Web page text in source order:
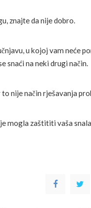
znajte da nije dobro.
u kojoj vam neće
snaći na neki drugi način.
nije način rješavanja
mogla zaštititi vaša